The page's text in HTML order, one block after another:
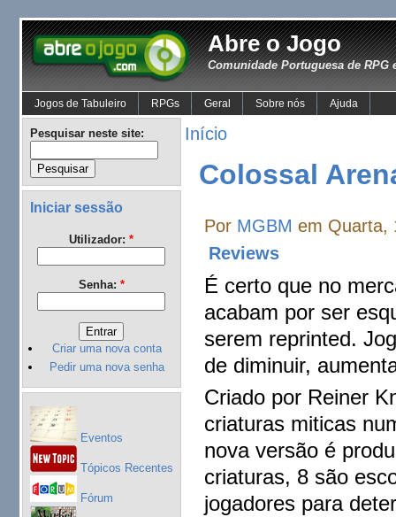
Abre o Jogo
Comunidade Portuguesa de RPG
Jogos de Tabuleiro RPGs Geral Sobre nós Ajuda
Pesquisar neste site:
Iniciar sessão
Utilizador: *
Senha: *
Criar uma nova conta
Pedir uma nova senha
Eventos
Tópicos Recentes
Fórum
Início
Colossal
Por MGBM em Quarta,
Reviews
É certo que no
acabam por ser
serem reprinted.
de diminuir,
Criado por Reiner
criaturas miticas
nova versão é
criaturas, 8 são
jogadores para